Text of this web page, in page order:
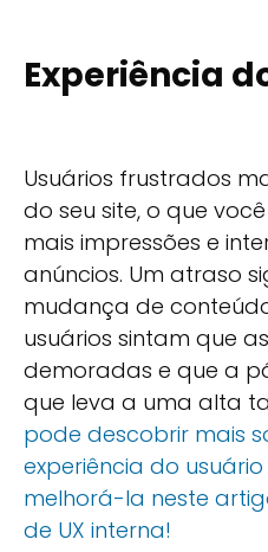
Experiência
Usuários frustrados
do seu site, o que
mais impressões e
anúncios. Um atraso
mudança de
usuários sintam que
demoradas e que a
que leva a uma alta
pode descobrir mais
experiência do
melhorá-la neste
de UX interna!